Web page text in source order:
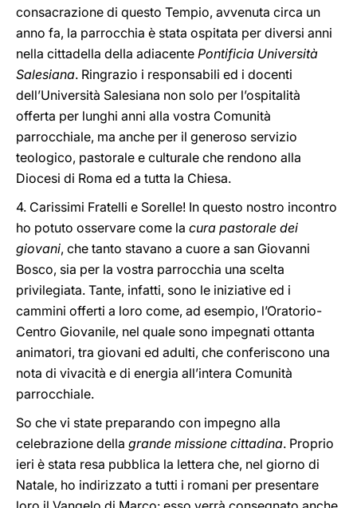
consacrazione di questo Tempio, avvenuta circa un
anno fa, la parrocchia è stata ospitata per diversi anni
nella cittadella della adiacente Pontificia Università
Salesiana. Ringrazio i responsabili ed i docenti
dell’Università Salesiana non solo per l’ospitalità
offerta per lunghi anni alla vostra Comunità
parrocchiale, ma anche per il generoso servizio
teologico, pastorale e culturale che rendono alla
Diocesi di Roma ed a tutta la Chiesa.
4. Carissimi Fratelli e Sorelle! In questo nostro incontro
ho potuto osservare come la cura pastorale dei
giovani, che tanto stavano a cuore a san Giovanni
Bosco, sia per la vostra parrocchia una scelta
privilegiata. Tante, infatti, sono le iniziative ed i
cammini offerti a loro come, ad esempio, l’Oratorio-
Centro Giovanile, nel quale sono impegnati ottanta
animatori, tra giovani ed adulti, che conferiscono una
nota di vivacità e di energia all’intera Comunità
parrocchiale.
So che vi state preparando con impegno alla
celebrazione della grande missione cittadina. Proprio
ieri è stata resa pubblica la lettera che, nel giorno di
Natale, ho indirizzato a tutti i romani per presentare